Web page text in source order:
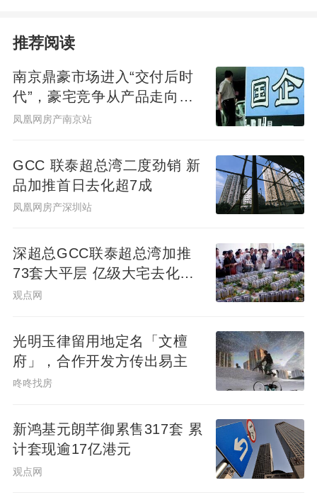
推荐阅读
南京鼎豪市场进入“交付后时
代”，豪宅竞争从产品走向服
务
凤凰网房产南京站
GCC 联泰超总湾二度劲销 新
品加推首日去化超7成
凤凰网房产深圳站
深超总GCC联泰超总湾加推
73套大平层 亿级大宅去化近8
成
观点网
光明玉律留用地定名「文檀
府」，合作开发方传出易主
咚咚找房
新鸿基元朗芊御累售317套 累
计套现逾17亿港元
观点网